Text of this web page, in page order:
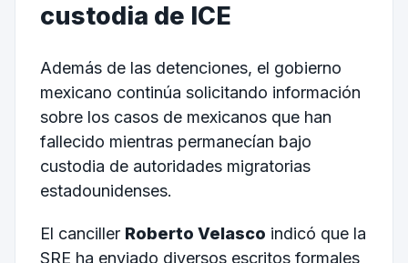
custodia de ICE
Además de las detenciones, el gobierno
mexicano continúa solicitando información
sobre los casos de mexicanos que han
fallecido mientras permanecían bajo
custodia de autoridades migratorias
estadounidenses.
El canciller Roberto Velasco indicó que la
SRE ha enviado diversos escritos formales